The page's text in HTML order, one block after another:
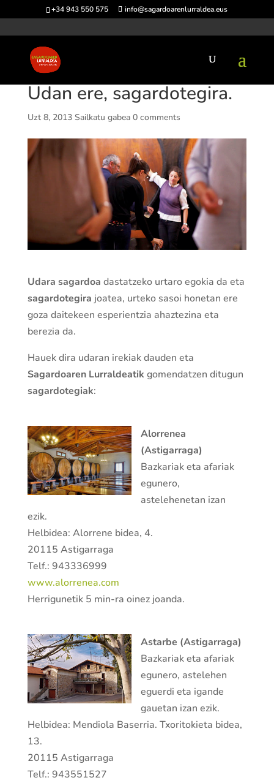
+34 943 550 575 info@sagardoarenlurraldea.eus
Udan ere, sagardotegira.
Uzt 8, 2013 Sailkatu gabea 0 comments
Udara sagardoa dastatzeko urtaro egokia da eta
sagardotegira joatea, urteko sasoi honetan ere
goza daitekeen esperientzia ahaztezina eta
berezia da.
Hauek dira udaran irekiak dauden eta
Sagardoaren Lurraldeatik gomendatzen ditugun
sagardotegiak:
Alorrenea
(Astigarraga)
Bazkariak eta afariak
egunero,
astelehenetan izan
ezik.
Helbidea: Alorrene bidea, 4.
20115 Astigarraga
Telf.: 943336999
www.alorrenea.com
Herrigunetik 5 min-ra oinez joanda.
Astarbe (Astigarraga)
Bazkariak eta afariak
egunero, astelehen
eguerdi eta igande
gauetan izan ezik.
Helbidea: Mendiola Baserria. Txoritokieta bidea,
13.
20115 Astigarraga
Telf.: 943551527